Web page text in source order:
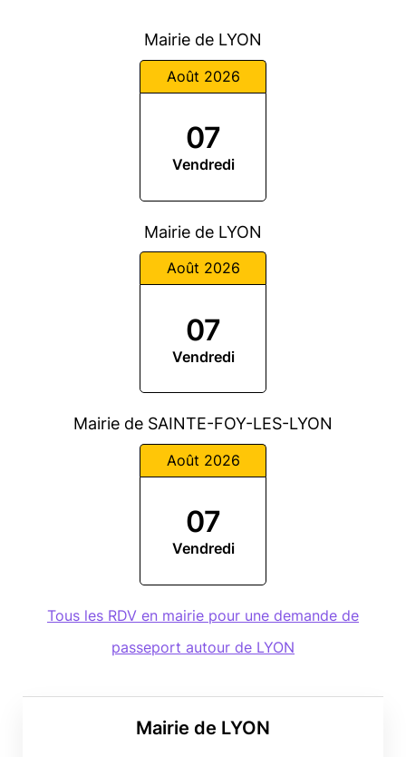
Mairie de LYON
Mairie de LYON
Août 2026
07
Vendredi
Mairie de LYON
Août 2026
07
Vendredi
Mairie de SAINTE-FOY-LES-LYON
Août 2026
07
Vendredi
Tous les RDV en mairie pour une demande de
passeport autour de LYON